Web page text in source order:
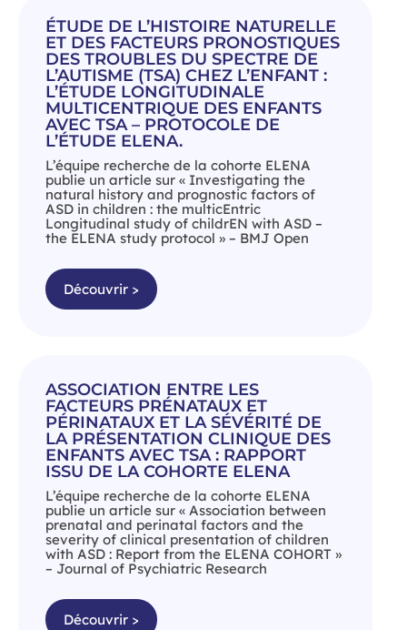
ÉTUDE DE L’HISTOIRE NATURELLE
ET DES FACTEURS PRONOSTIQUES
DES TROUBLES DU SPECTRE DE
L’AUTISME (TSA) CHEZ L’ENFANT :
L’ÉTUDE LONGITUDINALE
MULTICENTRIQUE DES ENFANTS
AVEC TSA – PROTOCOLE DE
L’ÉTUDE ELENA.
L’équipe recherche de la cohorte ELENA
publie un article sur « Investigating the
natural history and prognostic factors of
ASD in children : the multicEntric
Longitudinal study of childrEN with ASD –
the ELENA study protocol » – BMJ Open
Découvrir >
ASSOCIATION ENTRE LES
FACTEURS PRÉNATAUX ET
PÉRINATAUX ET LA SÉVÉRITÉ DE
LA PRÉSENTATION CLINIQUE DES
ENFANTS AVEC TSA : RAPPORT
ISSU DE LA COHORTE ELENA
L’équipe recherche de la cohorte ELENA
publie un article sur « Association between
prenatal and perinatal factors and the
severity of clinical presentation of children
with ASD : Report from the ELENA COHORT »
– Journal of Psychiatric Research
Découvrir >